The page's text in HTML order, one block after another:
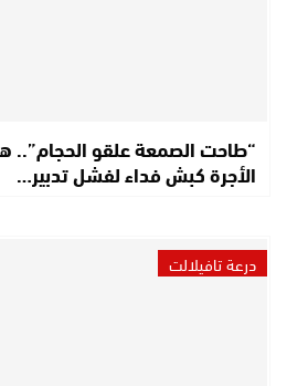
“طاحت الصمعة علقو الحجام”..
الأجرة كبش فداء لفشل تدبير…
درعة تافيلالت